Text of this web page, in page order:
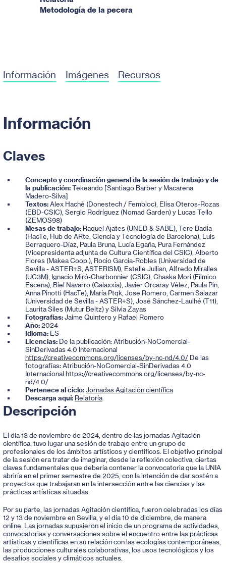
Metodología de la pecera
Información Imágenes Recursos
Información
Claves
Concepto y coordinación general de la sesión de trabajo y de
la publicación:Tekeando [Santiago Barber y Macarena
Madero-Silva]
Textos:Alex Haché (Donestech / Fembloc), Elisa Oteros-Rozas
(EBD-CSIC), Sergio Rodríguez (Nomad Garden) y Lucas Tello
(ZEMOS98)
Mesas de trabajo: Raquel Ajates (UNED & SABE), Tere Badia
(HacTe, Hub de ARte, Ciencia y Tecnología de Barcelona), Luis
Berraquero-Díaz, Paula Bruna, Lucía Egaña, Pura Fernández
(Vicepresidenta adjunta de Cultura Científica del CSIC), Alberto
Flores (Makea Coop.), Rocio García-Robles (Universidad de
Sevilla - ASTER+S, ASTERISM), Estelle Jullian, Alfredo Miralles
(UC3M), Ignacio Miró-Charbonnier (CSIC), Chaska Mori (Fílmico
Escena), Biel Navarro (Galaxxia), Javier Orcaray Vélez, Paula Pin,
Anna Pinotti (HacTe), María Ptqk, Jose Romero, Carmen Salazar
(Universidad de Sevilla - ASTER+S), José Sánchez-Laulhé (T11),
Laurita Siles (Mutur Beltz) y Silvia Zayas
Fotografías:Jaime Quintero y Rafael Romero
Año:2024
Idioma: ES
Licencias: De la publicación: Atribución-NoComercial-
SinDerivadas 4.0 Internacional
https://creativecommons.org/licenses/by-nc-nd/4.0/ De las
fotografías: Atribución-NoComercial-SinDerivadas 4.0
Internacional https://creativecommons.org/licenses/by-nc-
nd/4.0/
Pertenece al ciclo:Jornadas Agitación científica
Descarga aquí: Relatoría
Descripción
El día 13 de noviembre de 2024, dentro de las jornadas Agitación
científica, tuvo lugar una sesión de trabajo entre un grupo de
profesionales de los ámbitos artísticos y científicos. El objetivo principal
de la sesión era tratar de imaginar, desde la reflexión colectiva, ciertas
claves fundamentales que debería contener la convocatoria que la UNIA
abriría en el primer semestre de 2025, con la intención de dar sostén a
proyectos que trabajaran en la intersección entre las ciencias y las
prácticas artísticas situadas.
Por su parte, las jornadas Agitación científica, fueron celebradas los días
12 y 13 de noviembre en Sevilla, y el día 10 de diciembre, de manera
online. Las jornadas supusieron el inicio de un programa de actividades,
convocatorias y conversaciones sobre el encuentro entre las prácticas
artísticas y científicas en su relación con las ecologías contemporáneas,
las producciones culturales colaborativas, los usos tecnológicos y los
desafíos sociales y climáticos actuales.